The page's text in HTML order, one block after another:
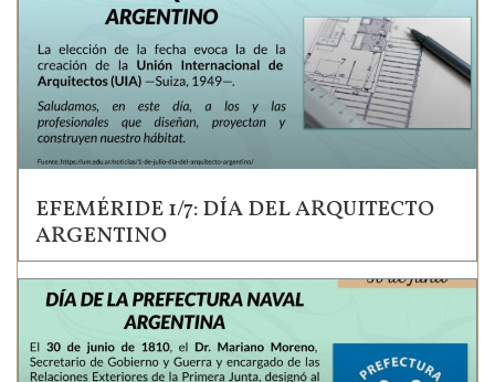
EFEMÉRIDE 1/7: DÍA DEL ARQUITECTO
ARGENTINO